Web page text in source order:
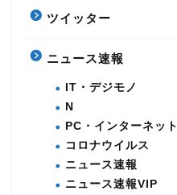
ツイッター
ニュース速報
IT・デジモノ
N
PC・インターネット
コロナウイルス
ニュース速報
ニュース速報VIP